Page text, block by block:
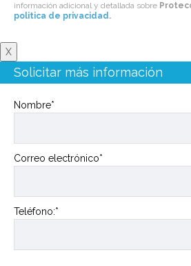
información adicional y detallada sobre
politica de privacidad.
X
Solicitar más información
Nombre*
Correo electrónico*
Teléfono:*